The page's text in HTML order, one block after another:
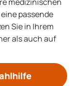
passende
Sie in Ihrem
als auch auf